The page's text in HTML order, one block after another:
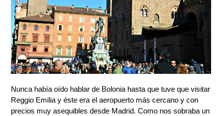
Nunca había oído hablar de Bolonia hasta que tuve que visitar
Reggio Emilia y éste era el aeropuerto más cercano y con
precios muy asequibles desde Madrid. Como nos sobraba un